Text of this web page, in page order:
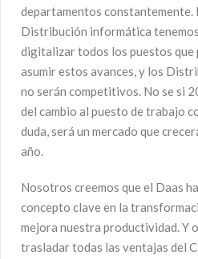
departamentos constantemente.
Distribución informática
digitalizar todos los puestos que
asumir estos avances, y los
no serán competitivos. No se si
del cambio al puesto de trabajo
duda, será un mercado que
año.
Nosotros creemos que el Daas
concepto clave en la
mejora nuestra productividad. Y
trasladar todas las ventajas del